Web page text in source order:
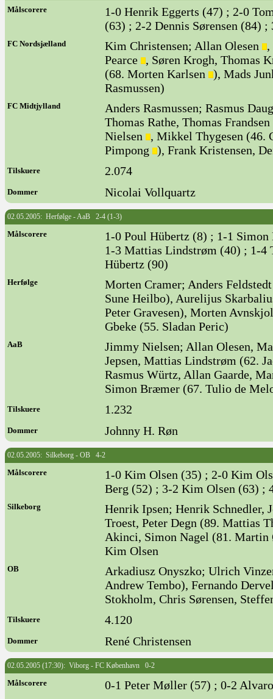
Målscorere
1-0 Henrik Eggerts (47) ; 2-0
(63) ; 2-2 Dennis Sørensen (84)
FC Nordsjælland Kim Christensen; Allan Olesen
,
Pearce
, Søren Krogh, Thomas
(68. Morten Karlsen
), Mads
Rasmussen)
FC Midtjylland
Anders Rasmussen; Rasmus
Thomas Rathe, Thomas
Nielsen
, Mikkel Thygesen (46.
Pimpong
), Frank Kristensen,
Tilskuere 2.074
Dommer Nicolai Vollquartz
02.05.2005: Herfølge - AaB 2-4 (1-3)
Målscorere
1-0 Poul Hübertz (8) ; 1-1
1-3 Mattias Lindstrøm (40) ; 1-4
Hübertz (90)
Herfølge
Morten Cramer; Anders
Sune Heilbo), Aurelijus
Peter Gravesen), Morten
Gbeke (55. Sladan Peric)
AaB
Jimmy Nielsen; Allan Olesen,
Jepsen, Mattias Lindstrøm (62.
Rasmus Würtz, Allan Gaarde,
Simon Bræmer (67. Tulio de
Tilskuere 1.232
Dommer Johnny H. Røn
02.05.2005: Silkeborg - OB 4-2
Målscorere
1-0 Kim Olsen (35) ; 2-0 Kim
Berg (52) ; 3-2 Kim Olsen (63) ;
Silkeborg
Henrik Ipsen; Henrik Schnedler,
Troest, Peter Degn (89. Mattias
Akinci, Simon Nagel (81.
Kim Olsen
OB
Arkadiusz Onyszko; Ulrich
Andrew Tembo), Fernando
Stokholm, Chris Sørensen,
Tilskuere 4.120
Dommer René Christensen
02.05.2005 (17:30): Viborg - FC København 0-2
Målscorere 0-1 Peter Møller (57) ; 0-2